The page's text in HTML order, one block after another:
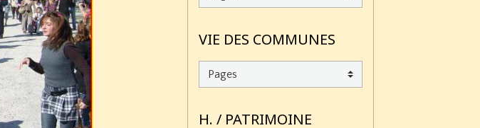
VIE DES COMMUNES
H. / PATRIMOINE